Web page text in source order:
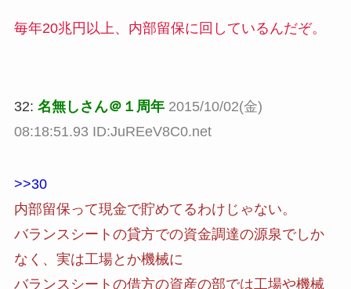
毎年20兆円以上、内部留保に回しているんだぞ。
32: 名無しさん＠１周年 2015/10/02(金)
08:18:51.93 ID:JuREeV8C0.net
>>30
内部留保って現金で貯めてるわけじゃない。
バランスシートの貸方での資金調達の源泉でしか
なく、実は工場とか機械に
バランスシートの借方の資産の部では工場や機械